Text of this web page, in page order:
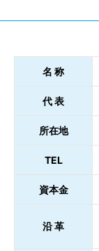
名 称
代 表
所在地
TEL
資本金
沿 革